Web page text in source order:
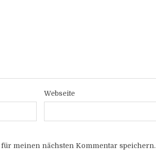
Webseite
meinen nächsten Kommentar speichern.